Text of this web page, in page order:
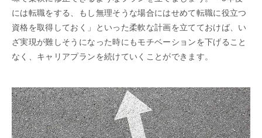
には転職をする、もし無理そうな場合にはせめて転職に役立つ
資格を取得しておく」といった柔軟な計画を立てておけば、い
ざ実現が難しそうになった時にもモチベーションを下げること
なく、キャリアプランを続けていくことができます。